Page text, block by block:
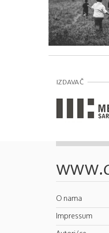
IZDAVAČ
O nama
Impressum